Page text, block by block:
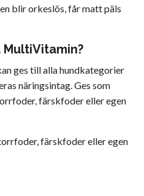
blir orkeslös, får matt päls
ges till alla hundkategorier
näringsintag. Ges som
färskfoder eller egen
färskfoder eller egen